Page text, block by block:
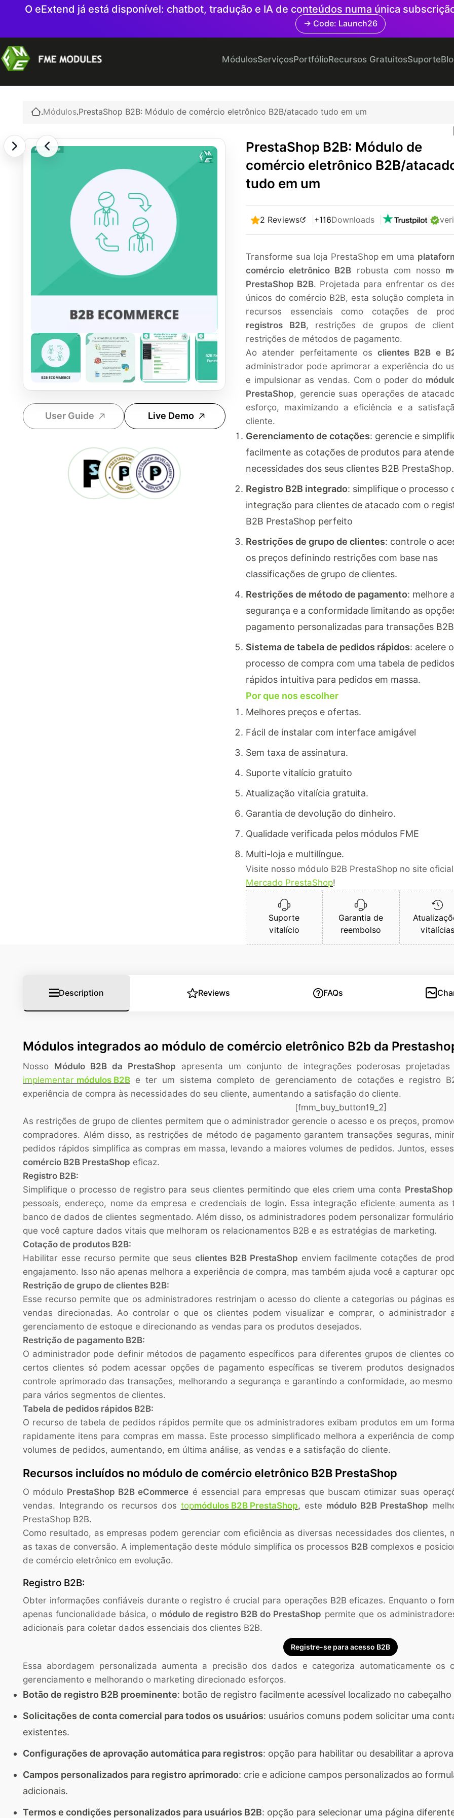
O eExtend já está disponível: chatbot, tradução e IA de conteúdos numa única
→ Code: Launch26
MódulosServiçosPortfólioRecursos GratuitosSuporte
.Módulos.PrestaShop B2B: Módulo de comércio eletrônico B2B/atacado tudo em um
User Guide Live Demo
PrestaShop B2B: Módulo de
comércio eletrônico B2B/
tudo em um
2 Reviews +116Downloads |
Transforme sua loja PrestaShop em uma
comércio eletrônico B2B robusta com nosso
PrestaShop B2B. Projetada para enfrentar os
únicos do comércio B2B, esta solução completa
recursos essenciais como cotações de
registros B2B, restrições de grupos de
restrições de métodos de pagamento.
Ao atender perfeitamente os clientes B2B e
administrador pode aprimorar a experiência do
e impulsionar as vendas. Com o poder do
PrestaShop, gerencie suas operações de
esforço, maximizando a eficiência e a
cliente.
Gerenciamento de cotações: gerencie e
facilmente as cotações de produtos para
necessidades dos seus clientes B2B PrestaShop.
Registro B2B integrado: simplifique o processo
integração para clientes de atacado com o
B2B PrestaShop perfeito
Restrições de grupo de clientes: controle o
os preços definindo restrições com base nas
classificações de grupo de clientes.
Restrições de método de pagamento: melhore a
segurança e a conformidade limitando as
pagamento personalizadas para transações
Sistema de tabela de pedidos rápidos: acelere o
processo de compra com uma tabela de pedidos
rápidos intuitiva para pedidos em massa.
Por que nos escolher
Melhores preços e ofertas.
Fácil de instalar com interface amigável
Sem taxa de assinatura.
Suporte vitalício gratuito
Atualização vitalícia gratuita.
Garantia de devolução do dinheiro.
Qualidade verificada pelos módulos FME
Multi-loja e multilíngue.
Visite nosso módulo B2B PrestaShop no site oficial
Mercado PrestaShop!
Suporte
vitalício
Garantia de
reembolso
vitalícias
Description Reviews FAQs
Módulos integrados ao módulo de comércio eletrônico B2b da
Nosso Módulo B2B da PrestaShop apresenta um conjunto de integrações poderosas
implementar módulos B2B e ter um sistema completo de gerenciamento de cotações e registro
experiência de compra às necessidades do seu cliente, aumentando a satisfação do cliente.
[fmm_buy_button19_2]
As restrições de grupo de clientes permitem que o administrador gerencie o acesso e os preços,
compradores. Além disso, as restrições de método de pagamento garantem transações seguras,
pedidos rápidos simplifica as compras em massa, levando a maiores volumes de pedidos. Juntos,
comércio B2B PrestaShop eficaz.
Registro B2B:
Simplifique o processo de registro para seus clientes permitindo que eles criem uma conta
pessoais, endereço, nome da empresa e credenciais de login. Essa integração eficiente aumenta
banco de dados de clientes segmentado. Além disso, os administradores podem personalizar
que você capture dados vitais que melhoram os relacionamentos B2B e as estratégias de marketing.
Cotação de produtos B2B:
Habilitar esse recurso permite que seus clientes B2B PrestaShop enviem facilmente cotações de
engajamento. Isso não apenas melhora a experiência de compra, mas também ajuda você a capturar
Restrição de grupo de clientes B2B:
Esse recurso permite que os administradores restrinjam o acesso do cliente a categorias ou páginas
vendas direcionadas. Ao controlar o que os clientes podem visualizar e comprar, o administrador
gerenciamento de estoque e direcionando as vendas para os produtos desejados.
Restrição de pagamento B2B:
O administrador pode definir métodos de pagamento específicos para diferentes grupos de clientes
certos clientes só podem acessar opções de pagamento específicas se tiverem produtos
controle aprimorado das transações, melhorando a segurança e garantindo a conformidade, ao
para vários segmentos de clientes.
Tabela de pedidos rápidos B2B:
O recurso de tabela de pedidos rápidos permite que os administradores exibam produtos em um
rapidamente itens para compras em massa. Este processo simplificado melhora a experiência de
volumes de pedidos, aumentando, em última análise, as vendas e a satisfação do cliente.
Recursos incluídos no módulo de comércio eletrônico B2B PrestaShop
O módulo PrestaShop B2B eCommerce é essencial para empresas que buscam otimizar suas
vendas. Integrando os recursos dos topmódulos B2B PrestaShop, este módulo B2B PrestaShop
PrestaShop B2B.
Como resultado, as empresas podem gerenciar com eficiência as diversas necessidades dos
as taxas de conversão. A implementação deste módulo simplifica os processos B2B complexos e
de comércio eletrônico em evolução.
Registro B2B:
Obter informações confiáveis ​​durante o registro é crucial para operações B2B eficazes. Enquanto o
apenas funcionalidade básica, o módulo de registro B2B do PrestaShop permite que os
adicionais para coletar dados essenciais dos clientes B2B.
Registre-se para acesso B2B
Essa abordagem personalizada aumenta a precisão dos dados e categoriza automaticamente os
gerenciamento e melhorando o marketing direcionado esforços.
Botão de registro B2B proeminente: botão de registro facilmente acessível localizado no cabeçalho
Solicitações de conta comercial para todos os usuários: usuários comuns podem solicitar uma
existentes.
Configurações de aprovação automática para registros: opção para habilitar ou desabilitar a
Campos personalizados para registro aprimorado: crie e adicione campos personalizados ao
adicionais.
Termos e condições personalizados para usuários B2B: opção para selecionar uma página